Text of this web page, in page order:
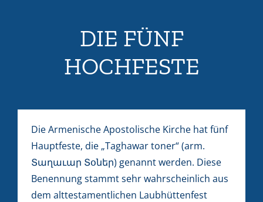
DIE FÜNF
HOCHFESTE
Die Armenische Apostolische Kirche hat fünf
Hauptfeste, die „Taghawar toner“ (arm.
Տաղաւար Տօներ) genannt werden. Diese
Benennung stammt sehr wahrscheinlich aus
dem alttestamentlichen Laubhüttenfest